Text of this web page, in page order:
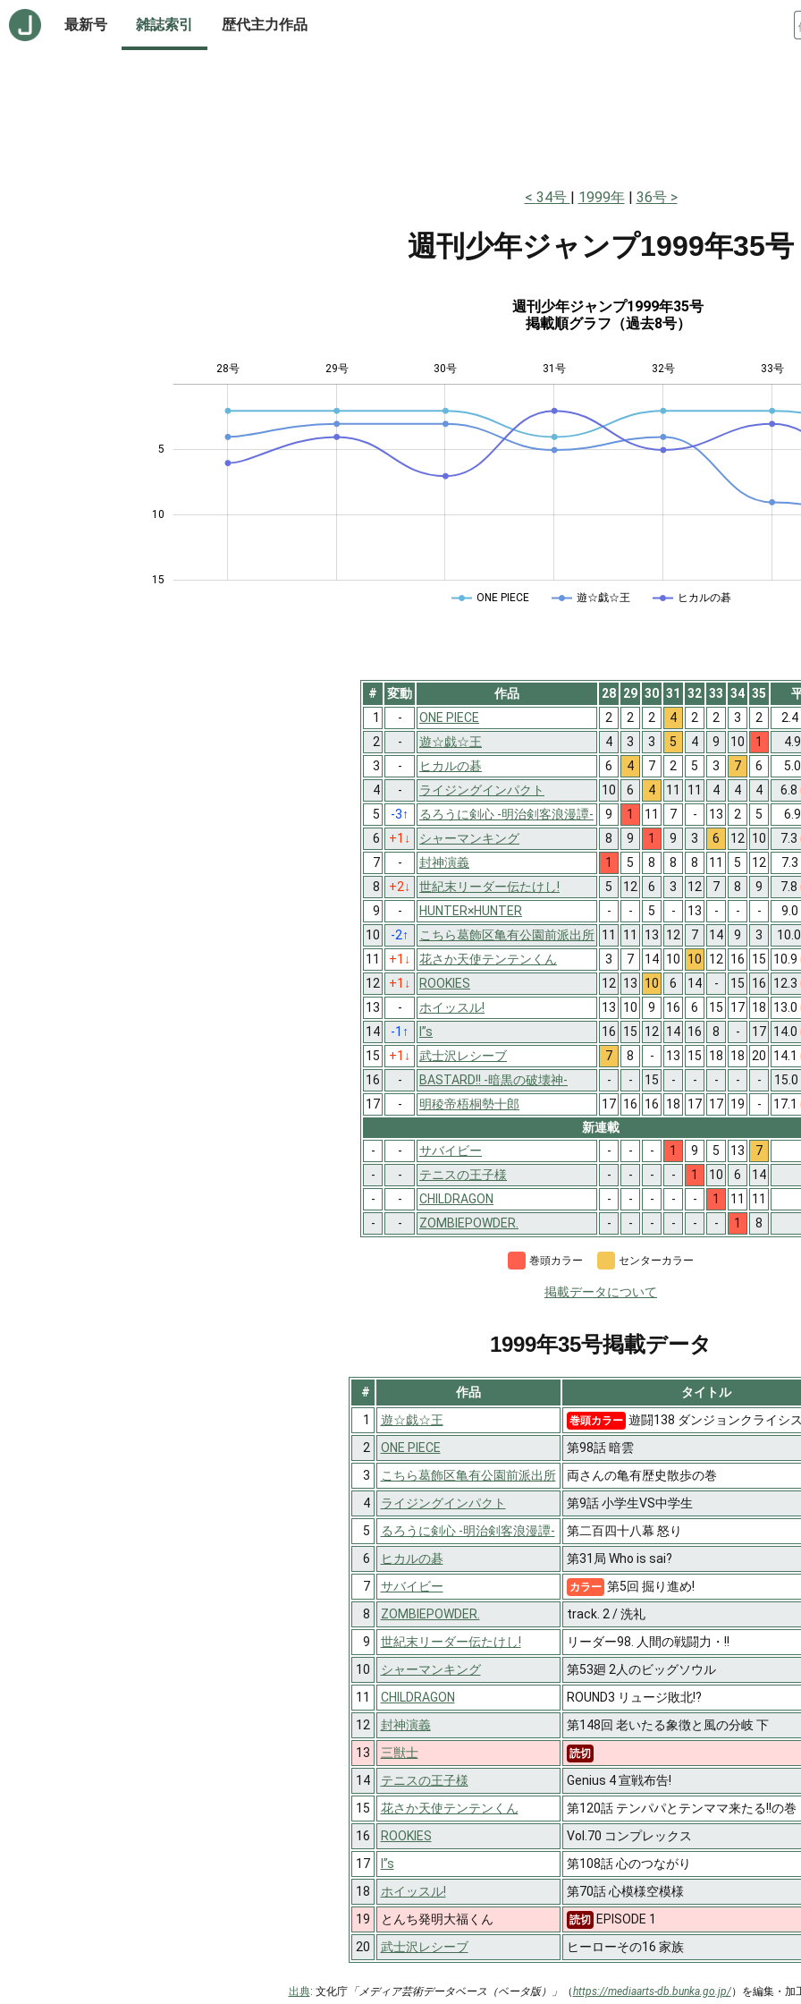
最新号 雑誌索引 歴代主力作品
34号 1999年 36号
週刊少年ジャンプ1999年35号
週刊少年ジャンプ1999年35号
掲載順グラフ（過去8号）
15
10
5
28号 29号 30号 31号 32号 33号
ONE PIECE 遊☆戯☆王 ヒカルの碁
# 変動 作品 28 29 30 31 32 33 34 35
1
- ONE PIECE 2 2 2 4 2 2 3 2 2.4
2
- 遊☆戯☆王 4 3 3 5 4 9 10 1 4.9
3
- ヒカルの碁 6 4 7 2 5 3 7 6 5.0
4
- ライジングインパクト 10 6 4 11 11 4 4 4 6.8
5
-3↑ るろうに剣心 -明治剣客浪漫譚- 9 1 11 7 - 13 2 5 6.9
6
+1 ↓ シャーマンキング 8 9 1 9 3 6 12 10 7.3
7
- 封神演義 1 5 8 8 8 11 5 12 7.3
8
+2↓ 世紀末リーダー伝たけし! 5 12 6 3 12 7 8 9 7.8
9
- HUNTER×HUNTER - - 5 - 13 - - - 9.0
10
-2↑ こちら葛飾区亀有公園前派出所 11 11 13 12 7 14 9 3 10.0
11
+1 ↓ 花さか天使テンテンくん 3 7 14 10 10 12 16 15 10.9
12
+1 ↓ ROOKIES 12 13 10 6 14 - 15 16 12.3
13
- ホイッスル! 13 10 9 16 6 15 17 18 13.0
14
-1 ↑ I”s 16 15 12 14 16 8 - 17 14.0
15
+1 ↓ 武士沢レシーブ 7 8 - 13 15 18 18 20 14.1
16
- BASTARD!! -暗黒の破壊神- - - 15 - - - - - 15.0
17
- 明稜帝梧桐勢十郎 17 16 16 18 17 17 19 - 17.1
新連載
-
- サバイビー - - - 1 9 5 13 7
-
- テニスの王子様 - - - - 1 10 6 14
-
- CHILDRAGON - - - - - 1 11 11
-
- ZOMBIEPOWDER. - - - - - - 1 8
巻頭カラー センターカラー
掲載データについて
1999年35号掲載データ
# 作品
タイトル
1
遊☆戯☆王 巻頭カラー 遊闘138 ダンジョンクライシ
2
ONE PIECE
第98話 暗雲
3
こちら葛飾区亀有公園前派出所
両さんの亀有歴史散歩の巻
4
ライジングインパクト
第9話 小学生VS中学生
5
るろうに剣心 -明治剣客浪漫譚-
第二百四十八幕 怒り
6
ヒカルの碁
第31局 Who is sai?
7
サバイビー カラー 第5回 掘り進め!
8
ZOMBIEPOWDER.
track. 2 / 洗礼
9
世紀末リーダー伝たけし!
リーダー98. 人間の戦闘力・!!
10
シャーマンキング
第53廻 2人のビッグソウル
11
CHILDRAGON
ROUND3 リュージ敗北!?
12
封神演義
第148回 老いたる象徴と風の分岐 下
13
三獣士 読切
14 テニスの王子様
Genius 4 宣戦布告!
15
花さか天使テンテンくん
第120話 テンパパとテンママ来たる!!の巻
16
ROOKIES
Vol.70 コンプレックス
17
I”s
第108話 心のつながり
18
ホイッスル!
第70話 心模様空模様
19
とんち発明大福くん 読切
EPISODE 1
20
武士沢レシーブ ヒーローその16 家族
出典: 文化庁「メディア芸術データベース（ベータ版）」 （https://mediaarts-db.bunka.go.jp/）を編集・加